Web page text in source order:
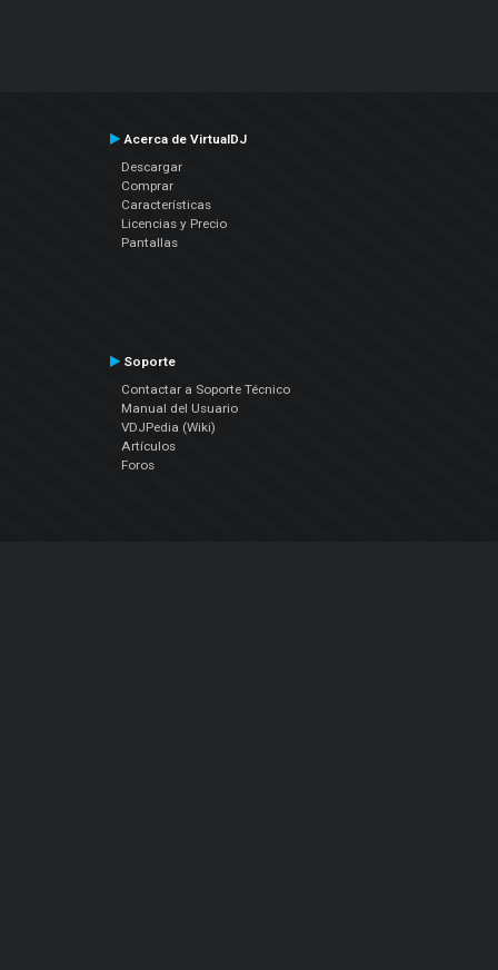
Acerca de VirtualDJ
Descargar
Comprar
Características
Licencias y Precio
Pantallas
Soporte
Contactar a Soporte Técnico
Manual del Usuario
VDJPedia (Wiki)
Artículos
Foros